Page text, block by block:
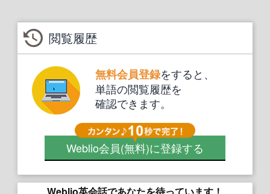
閲覧履歴
無料会員登録をすると、
単語の閲覧履歴を
確認できます。
Weblio会員(無料)に登録する